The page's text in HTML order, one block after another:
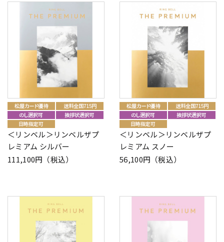
＜リンベル＞リンベルザプ
レミアム シルバー
111,100円（税込）
＜リンベル＞リンベルザプ
レミアム スノー
56,100円（税込）